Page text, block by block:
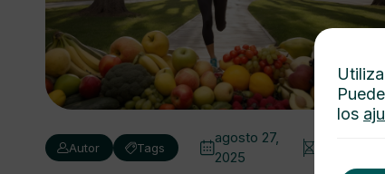
Autor Tags
agosto 27,
2025
2 min de
lectura
los